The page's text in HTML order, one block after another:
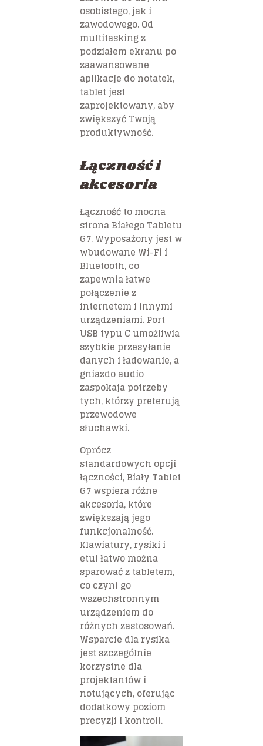
osobistego, jak i
zawodowego. Od
multitasking z
podziałem ekranu po
zaawansowane
aplikacje do notatek,
tablet jest
zaprojektowany, aby
zwiększyć Twoją
produktywność.
Łączność i
akcesoria
Łączność to mocna
strona Białego Tabletu
G7. Wyposażony jest w
wbudowane Wi-Fi i
Bluetooth, co
zapewnia łatwe
połączenie z
internetem i innymi
urządzeniami. Port
USB typu C umożliwia
szybkie przesyłanie
danych i ładowanie, a
gniazdo audio
zaspokaja potrzeby
tych, którzy preferują
przewodowe
słuchawki.
Oprócz
standardowych opcji
łączności, Biały Tablet
G7 wspiera różne
akcesoria, które
zwiększają jego
funkcjonalność.
Klawiatury, rysiki i
etui łatwo można
sparować z tabletem,
co czyni go
wszechstronnym
urządzeniem do
różnych zastosowań.
Wsparcie dla rysika
jest szczególnie
korzystne dla
projektantów i
notujących, oferując
dodatkowy poziom
precyzji i kontroli.